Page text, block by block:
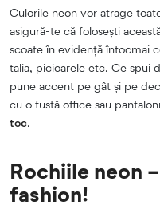
Culorile neon vor atrage
asigură-te că folosești
scoate în evidență întocmai
talia, picioarele etc. Ce spui
pune accent pe gât și pe
cu o fustă office sau
toc.
Rochiile neon
fashion!